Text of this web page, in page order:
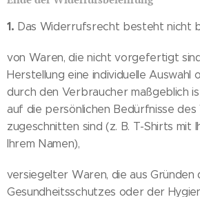
1. Das Widerrufsrecht besteht nicht
von Waren, die nicht vorgefertigt
Herstellung eine individuelle Auswahl
durch den Verbraucher maßgeblich
auf die persönlichen Bedürfnisse
zugeschnitten sind (z. B. T-Shirts mit
Ihrem Namen),
versiegelter Waren, die aus Gründen
Gesundheitsschutzes oder der